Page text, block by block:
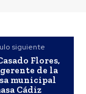
siguiente
Flores,
de la
municipal
Cádiz